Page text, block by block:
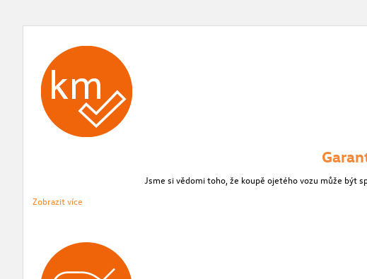
Jsme si vědomi toho, že koupě ojetého vozu může být
Zobrazit více